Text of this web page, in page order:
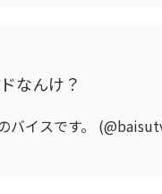
なんけ？
バイスです。